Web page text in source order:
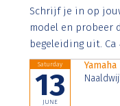
Aenean faucibus
imperdiet. Nunc ut
Schrijf je in op
model en probeer
begeleiding uit.
Saturday
13
JUNE